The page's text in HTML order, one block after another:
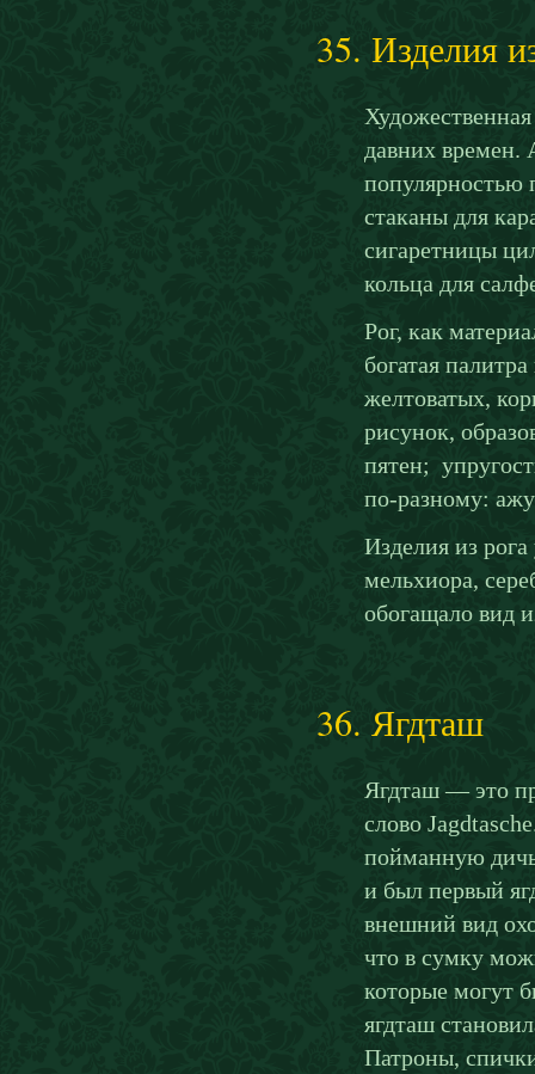
35. Изделия
давних времен.
популярностью
стаканы для
сигаретницы
кольца для
Рог, как
богатая
желтоватых,
рисунок,
пятен;
по-разному:
Изделия из
мельхиора,
обогащало вид
36. Ягдташ
Ягдташ — это
слово
пойманную
и был первый
внешний вид
что в сумку
которые могут
ягдташ
Патроны,